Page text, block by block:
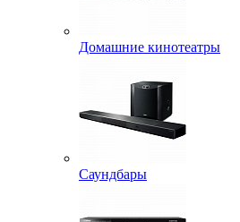
Домашние кинотеатры
Саундбары